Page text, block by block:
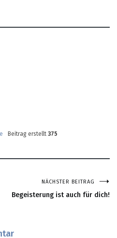
Beitrag erstellt 375
NÄCHSTER BEITRAG
Begeisterung ist auch für dich!